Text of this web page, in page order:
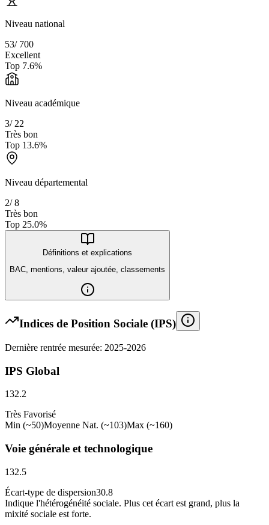
Niveau national
53/ 700
Excellent
Top 7.6%
Niveau académique
3/ 22
Très bon
Top 13.6%
Niveau départemental
2/8
Très bon
Top 25.0%
Définitions et explications
BAC, mentions, valeur ajoutée, classements
Indices de Position Sociale (IPS)
Dernière rentrée mesurée: 2025-2026
IPS Global
132.2
Très Favorisé
Min (~50)Moyenne Nat. (~103)Max (~160)
Voie générale et technologique
132.5
Écart-type de dispersion30.8
Indique l'hétérogénéité sociale. Plus cet écart est grand, plus la
mixité sociale est forte.